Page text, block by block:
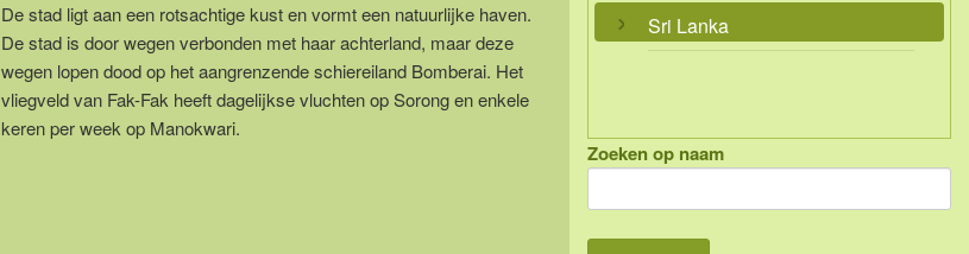
De stad ligt aan een rotsachtige kust en vormt een natuurlijke haven.
De stad is door wegen verbonden met haar achterland, maar deze
wegen lopen dood op het aangrenzende schiereiland Bomberai. Het
vliegveld van Fak-Fak heeft dagelijkse vluchten op Sorong en enkele
keren per week op Manokwari.
Sri Lanka
Zoeken op naam